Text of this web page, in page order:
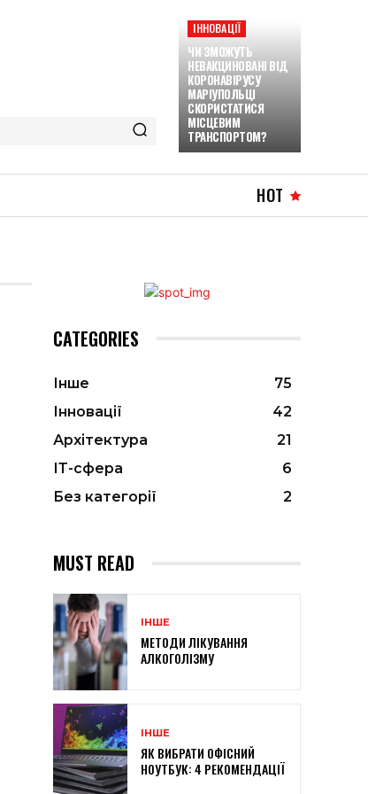
ІННОВАЦІЇ
ЧИ ЗМОЖУТЬ
НЕВАКЦИНОВАНІ ВІД
КОРОНАВІРУСУ
МАРІУПОЛЬЦІ
СКОРИСТАТИСЯ
МІСЦЕВИМ
ТРАНСПОРТОМ?
HOT
CATEGORIES
Інше
75
Інновації
42
Архітектура
21
ІТ-сфера
6
Без категорії
2
MUST READ
ІНШЕ
МЕТОДИ ЛІКУВАННЯ
АЛКОГОЛІЗМУ
ІНШЕ
ЯК ВИБРАТИ ОФІСНИЙ
НОУТБУК: 4 РЕКОМЕНДАЦІЇ